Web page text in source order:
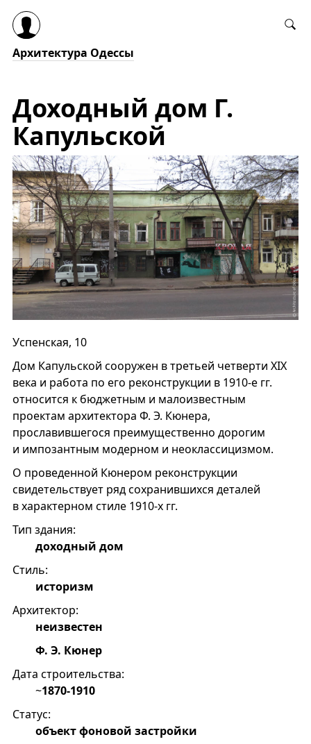
Архитектура Одессы
Доходный дом Г.
Капульской
Успенская, 10
Дом Капульской сооружен в третьей четверти XIX
века и работа по его реконструкции в 1910-е гг.
относится к бюджетным и малоизвестным
проектам архитектора Ф. Э. Кюнера,
прославившегося преимущественно дорогим
и импозантным модерном и неоклассицизмом.
О проведенной Кюнером реконструкции
свидетельствует ряд сохранившихся деталей
в характерном стиле 1910-х гг.
Тип здания:
доходный дом
Стиль:
историзм
Архитектор:
неизвестен
Ф. Э. Кюнер
Дата строительства:
~1870-1910
Статус:
объект фоновой застройки